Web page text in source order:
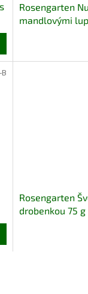
Rosengarten
mandlovými
Rosengarten
drobenkou 75 g